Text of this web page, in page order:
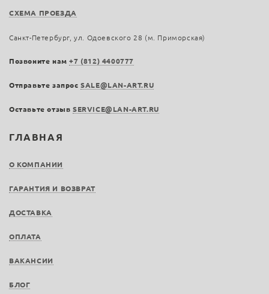
ГЛАВНАЯ
О КОМПАНИИ
ГАРАНТИЯ И ВОЗВРАТ
ДОСТАВКА
ОПЛАТА
ВАКАНСИИ
БЛОГ
СХЕМА ПРОЕЗДА
Санкт-Петербург, ул. Одоевского 28 (м. Приморская)
Позвоните нам+7 (812) 4400777
Отправьте запросSALE@LAN-ART.RU
Оставьте отзыв SERVICE@LAN-ART.RU